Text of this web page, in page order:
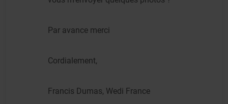
Par avance merci
Cordialement,
Francis Dumas, Wedi France